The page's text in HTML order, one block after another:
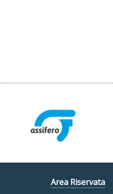
Area Riservata